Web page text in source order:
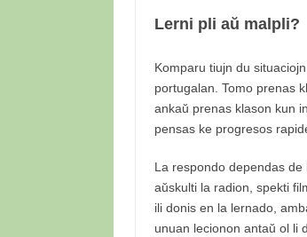
Lerni pli aŭ malpli?
Komparu tiujn du
portugalan. Tomo prenas
ankaŭ prenas klason kun
pensas ke progresos
La respondo dependas
aŭskulti la radion, spekti
ili donis en la lernado,
unuan lecionon antaŭ ol li